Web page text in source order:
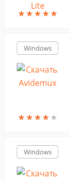
★★★★★
★★★★★
Windows
★★★★ ★
★★★★ ★
Windows